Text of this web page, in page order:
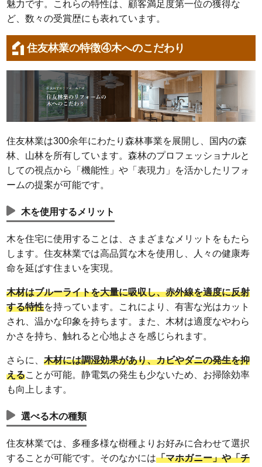
魅力です。これらの特性は、顧客満足度第一位の獲得な
ど、数々の受賞歴にも表れています。
住友林業の特徴④木へのこだわり
住友林業は300余年にわたり森林事業を展開し、国内の森
林、山林を所有しています。森林のプロフェッショナルと
しての視点から「機能性」や「表現力」を活かしたリフォ
ームの提案が可能です。
木を使用するメリット
木を住宅に使用することは、さまざまなメリットをもたら
します。住友林業では高品質な木を使用し、人々の健康寿
命を延ばす住まいを実現。
木材はブルーライトを大量に吸収し、赤外線を適度に反射
する特性を持っています。これにより、有害な光はカット
され、温かな印象を持ちます。また、木材は適度なやわら
かさを持ち、触れると心地よさを感じられます。
さらに、木材には調湿効果があり、カビやダニの発生を抑
えることが可能。静電気の発生も少ないため、お掃除効率
も向上します。
選べる木の種類
住友林業では、多種多様な樹種よりお好みに合わせて選択
することが可能です。そのなかには「マホガニー」や「チ